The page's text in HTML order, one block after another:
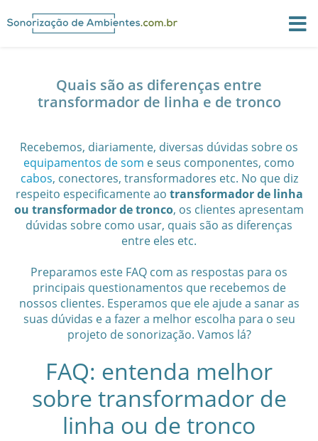
Quais são as diferenças entre
transformador de linha e de tronco
Recebemos, diariamente, diversas dúvidas sobre os
equipamentos de som e seus componentes, como
cabos, conectores, transformadores etc. No que diz
respeito especificamente ao transformador de linha
ou transformador de tronco, os clientes apresentam
dúvidas sobre como usar, quais são as diferenças
entre eles etc.
Preparamos este FAQ com as respostas para os
principais questionamentos que recebemos de
nossos clientes. Esperamos que ele ajude a sanar as
suas dúvidas e a fazer a melhor escolha para o seu
projeto de sonorização. Vamos lá?
FAQ: entenda melhor
sobre transformador de
linha ou de tronco